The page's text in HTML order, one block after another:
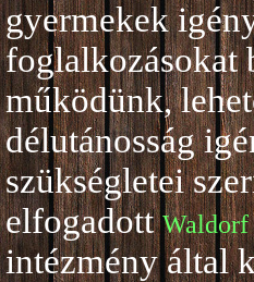
gyermekek
foglalkozásokat
működünk,
délutánosság
szükségletei
elfogadott Waldorf
intézmény által